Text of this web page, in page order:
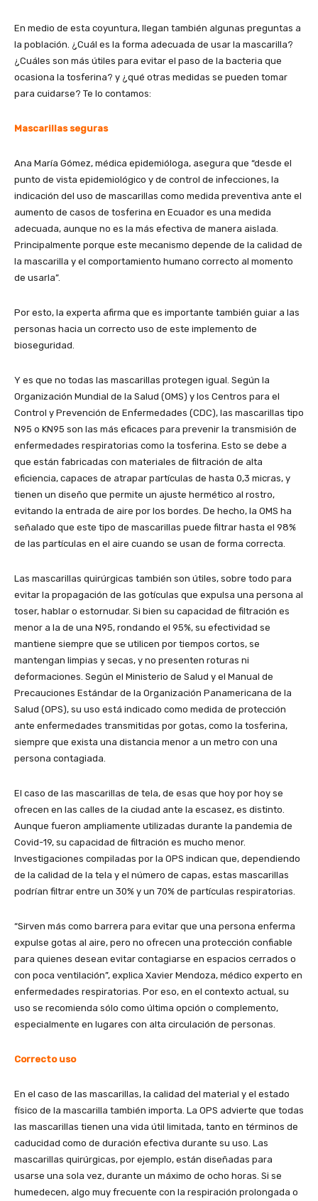
En medio de esta coyuntura, llegan también algunas preguntas a
la población. ¿Cuál es la forma adecuada de usar la mascarilla?
¿Cuáles son más útiles para evitar el paso de la bacteria que
ocasiona la tosferina? y ¿qué otras medidas se pueden tomar
para cuidarse? Te lo contamos:
Mascarillas seguras
Ana María Gómez, médica epidemióloga, asegura que “desde el
punto de vista epidemiológico y de control de infecciones, la
indicación del uso de mascarillas como medida preventiva ante el
aumento de casos de tosferina en Ecuador es una medida
adecuada, aunque no es la más efectiva de manera aislada.
Principalmente porque este mecanismo depende de la calidad de
la mascarilla y el comportamiento humano correcto al momento
de usarla”.
Por esto, la experta afirma que es importante también guiar a las
personas hacia un correcto uso de este implemento de
bioseguridad.
Y es que no todas las mascarillas protegen igual. Según la
Organización Mundial de la Salud (OMS) y los Centros para el
Control y Prevención de Enfermedades (CDC), las mascarillas tipo
N95 o KN95 son las más eficaces para prevenir la transmisión de
enfermedades respiratorias como la tosferina. Esto se debe a
que están fabricadas con materiales de filtración de alta
eficiencia, capaces de atrapar partículas de hasta 0,3 micras, y
tienen un diseño que permite un ajuste hermético al rostro,
evitando la entrada de aire por los bordes. De hecho, la OMS ha
señalado que este tipo de mascarillas puede filtrar hasta el 98%
de las partículas en el aire cuando se usan de forma correcta.
Las mascarillas quirúrgicas también son útiles, sobre todo para
evitar la propagación de las gotículas que expulsa una persona al
toser, hablar o estornudar. Si bien su capacidad de filtración es
menor a la de una N95, rondando el 95%, su efectividad se
mantiene siempre que se utilicen por tiempos cortos, se
mantengan limpias y secas, y no presenten roturas ni
deformaciones. Según el Ministerio de Salud y el Manual de
Precauciones Estándar de la Organización Panamericana de la
Salud (OPS), su uso está indicado como medida de protección
ante enfermedades transmitidas por gotas, como la tosferina,
siempre que exista una distancia menor a un metro con una
persona contagiada.
El caso de las mascarillas de tela, de esas que hoy por hoy se
ofrecen en las calles de la ciudad ante la escasez, es distinto.
Aunque fueron ampliamente utilizadas durante la pandemia de
Covid-19, su capacidad de filtración es mucho menor.
Investigaciones compiladas por la OPS indican que, dependiendo
de la calidad de la tela y el número de capas, estas mascarillas
podrían filtrar entre un 30% y un 70% de partículas respiratorias.
“Sirven más como barrera para evitar que una persona enferma
expulse gotas al aire, pero no ofrecen una protección confiable
para quienes desean evitar contagiarse en espacios cerrados o
con poca ventilación”, explica Xavier Mendoza, médico experto en
enfermedades respiratorias. Por eso, en el contexto actual, su
uso se recomienda sólo como última opción o complemento,
especialmente en lugares con alta circulación de personas.
Correcto uso
En el caso de las mascarillas, la calidad del material y el estado
físico de la mascarilla también importa. La OPS advierte que todas
las mascarillas tienen una vida útil limitada, tanto en términos de
caducidad como de duración efectiva durante su uso. Las
mascarillas quirúrgicas, por ejemplo, están diseñadas para
usarse una sola vez, durante un máximo de ocho horas. Si se
humedecen, algo muy frecuente con la respiración prolongada o